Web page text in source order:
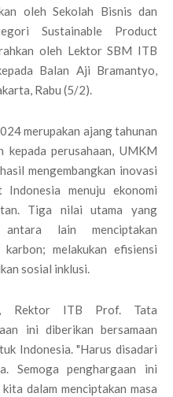
oleh Sekolah Bisnis dan
Sustainable Product
oleh Lektor SBM ITB
Balan Aji Bramantyo,
Rabu (5/2).
merupakan ajang tahunan
kepada perusahaan, UMKM
mengembangkan inovasi
Indonesia menuju ekonomi
Tiga nilai utama yang
lain menciptakan
melakukan efisiensi
sosial inklusi.
Rektor ITB Prof. Tata
ini diberikan bersamaan
Indonesia. "Harus disadari
Semoga penghargaan ini
dalam menciptakan masa